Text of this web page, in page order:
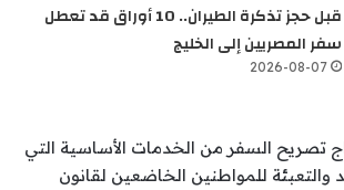
قبل حجز تذكرة الطيران.. 10 أوراق قد تعطل
سفر المصريين إلى الخليج
2026-08-07
تصريح السفر من الخدمات الأساسية التي
والتعبئة للمواطنين الخاضعين لقانون